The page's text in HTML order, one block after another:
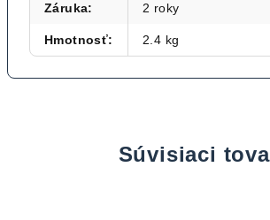
Záruka: 2 roky
Hmotnosť: 2.4 kg
Súvisiaci